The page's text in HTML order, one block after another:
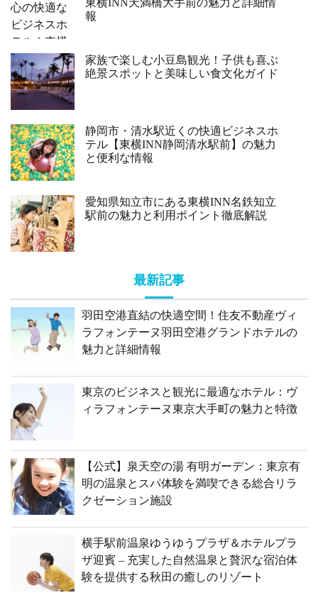
東横INN天満橋大手前の魅力と詳細情
報
家族で楽しむ小豆島観光！子供も喜ぶ
絶景スポットと美味しい食文化ガイド
静岡市・清水駅近くの快適ビジネスホ
テル【東横INN静岡清水駅前】の魅力
と便利な情報
愛知県知立市にある東横INN名鉄知立
駅前の魅力と利用ポイント徹底解説
最新記事
羽田空港直結の快適空間！住友不動産ヴィ
ラフォンテーヌ羽田空港グランドホテルの
魅力と詳細情報
東京のビジネスと観光に最適なホテル：ヴ
ィラフォンテーヌ東京大手町の魅力と特徴
【公式】泉天空の湯 有明ガーデン：東京有
明の温泉とスパ体験を満喫できる総合リラ
クゼーション施設
横手駅前温泉ゆうゆうプラザ＆ホテルプラ
ザ迎賓 – 充実した自然温泉と贅沢な宿泊体
験を提供する秋田の癒しのリゾート